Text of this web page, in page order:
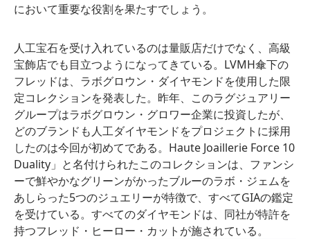
において重要な役割を果たすでしょう。
人工宝石を受け入れているのは量販店だけでなく、高級
宝飾店でも目立つようになってきている。LVMH傘下の
フレッドは、ラボグロウン・ダイヤモンドを使用した限
定コレクションを発表した。昨年、このラグジュアリー
グループはラボグロウン・グロワー企業に投資したが、
どのブランドも人工ダイヤモンドをプロジェクトに採用
したのは今回が初めてである。Haute Joaillerie Force 10
Duality」と名付けられたこのコレクションは、ファンシ
ーで鮮やかなグリーンがかったブルーのラボ・ジェムを
あしらった5つのジュエリーが特徴で、すべてGIAの鑑定
を受けている。すべてのダイヤモンドは、同社が特許を
持つフレッド・ヒーロー・カットが施されている。